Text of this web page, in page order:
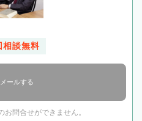
相談無料
メールする
お問合せができません。